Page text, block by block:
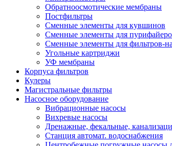
Обратноосмотические мембраны
Постфильтры
Сменные элементы для кувшинов
Сменные элементы для
Сменные элементы для фильтров-
Угольные картриджи
УФ мембраны
Корпуса фильтров
Кулеры
Магистральные фильтры
Насосное оборудование
Вибрационные насосы
Вихревые насосы
Дренажные, фекальные,
Станция автомат. водоснабжения